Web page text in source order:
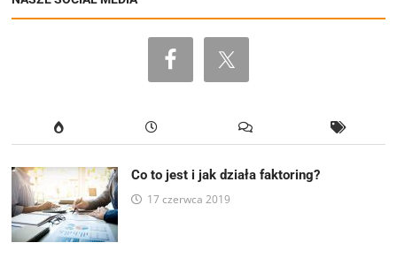
Co to jest i jak działa faktoring?
17 czerwca 2019